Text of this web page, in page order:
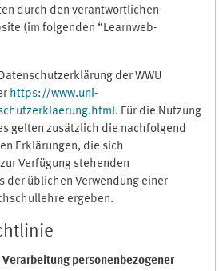
durch den verantwortlichen
(im folgenden “Learnweb-
der WWU
https://www.uni-
. Für die Nutzung
gelten zusätzlich die nachfolgend
Erklärungen, die sich
Verfügung stehenden
der üblichen Verwendung einer
ergeben.
personenbezogener